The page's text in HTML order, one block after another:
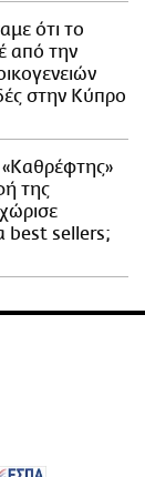
ότι το
από την
στην Κύπρο
της
best sellers;